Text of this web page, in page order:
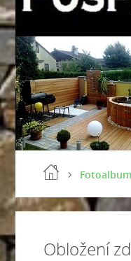
Fotoalbum
Obložení